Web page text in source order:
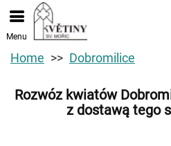
Menu
Home Dobromilice
Rozwóz kwiatów
z dostawą tego